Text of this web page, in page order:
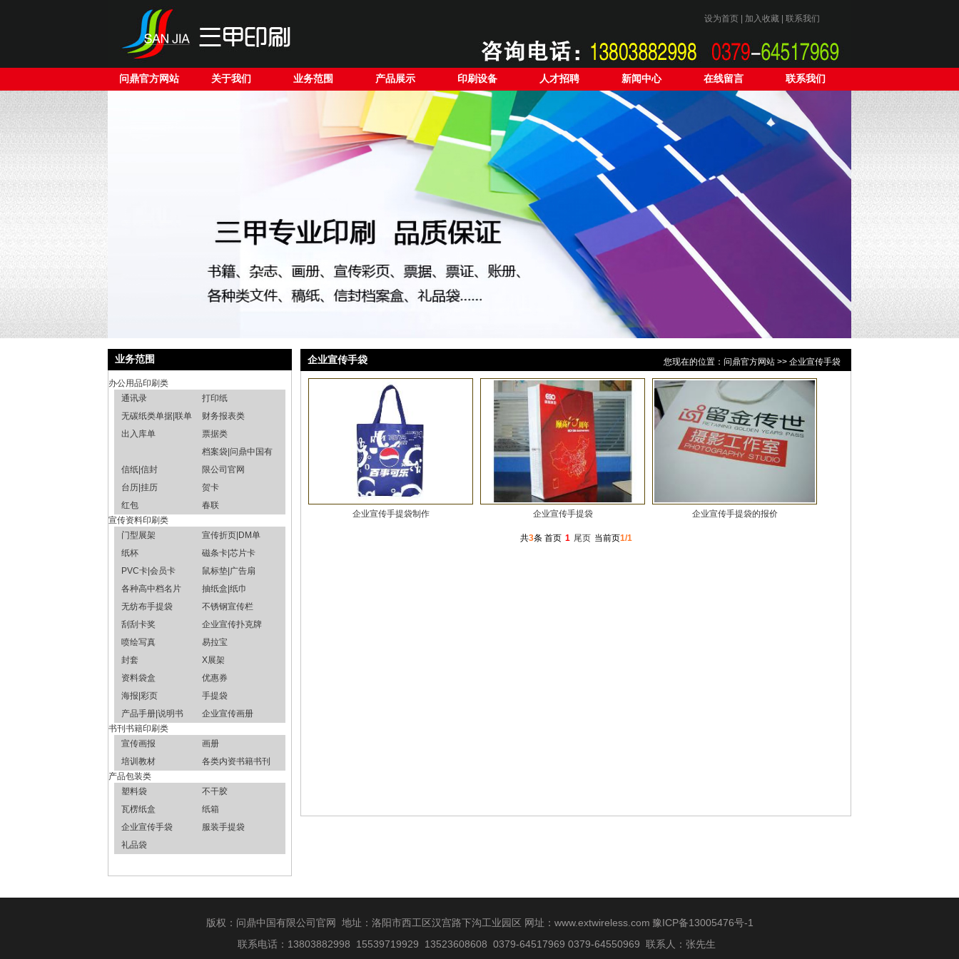
设为首页 加入收藏 联系我们
问鼎官方网站 关于我们 业务范围 产品展示 印刷设备 人才招聘 新闻中心 在线留言 联系我们
业务范围
办公用品印刷类
通讯录
打印纸
无碳纸类单据|联单
财务报表类
出入库单
票据类
信纸|信封
档案袋|问鼎中国有
限公司官网
台历|挂历
贺卡
红包
春联
宣传资料印刷类
门型展架
宣传折页|DM单
纸杯
磁条卡|芯片卡
PVC卡|会员卡
鼠标垫|广告扇
各种高中档名片
抽纸盒|纸巾
无纺布手提袋
不锈钢宣传栏
刮刮卡奖
企业宣传扑克牌
喷绘写真
易拉宝
封套
X展架
资料袋盒
优惠券
海报|彩页
手提袋
产品手册|说明书
企业宣传画册
书刊书籍印刷类
宣传画报
画册
培训教材
各类内资书籍书刊
产品包装类
塑料袋
不干胶
瓦楞纸盒
纸箱
企业宣传手袋
服装手提袋
礼品袋
企业宣传手袋 您现在的位置： 问鼎官方网站 >> 企业宣传手袋
企业宣传手提袋制作 企业宣传手提袋 企业宣传手提袋的报价
共3条 首页 1 尾页 当前页1/1
版权：问鼎中国有限公司官网 地址：洛阳市西工区汉宫路下沟工业园区 网址： www.extwireless.com 豫ICP备13005476号-1
联系电话：13803882998 15539719929 13523608608 0379-64517969 0379-64550969 联系人：张先生